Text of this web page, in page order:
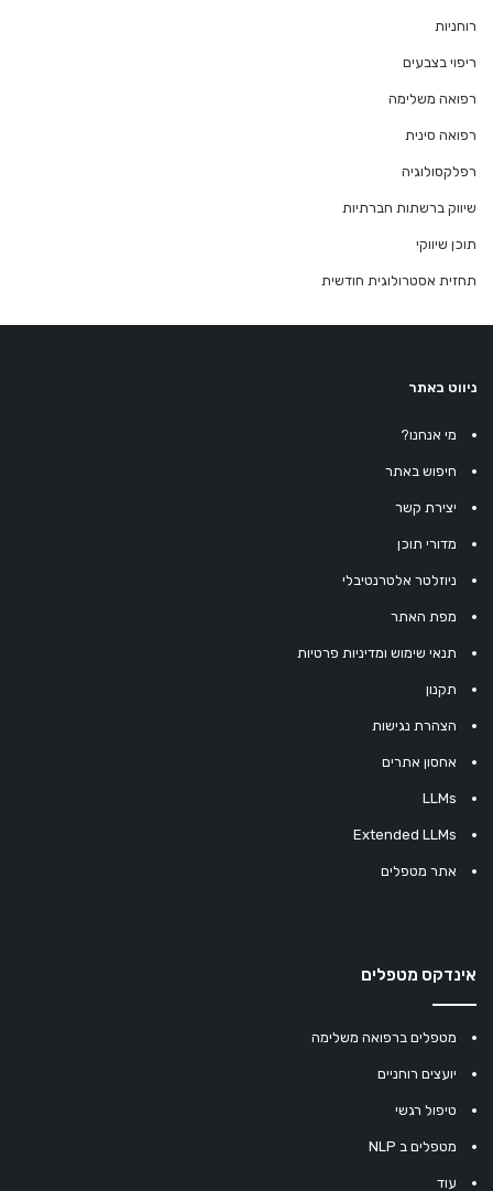
רוחניות
ריפוי בצבעים
רפואה משלימה
רפואה סינית
רפלקסולוגיה
שיווק ברשתות חברתיות
תוכן שיווקי
תחזית אסטרולוגית חודשית
ניווט באתר
מי אנחנו?
חיפוש באתר
יצירת קשר
מדורי תוכן
ניוזלטר אלטרנטיבלי
מפת האתר
תנאי שימוש ומדיניות פרטיות
תקנון
הצהרת נגישות
אחסון אתרים
LLMs
Extended LLMs
אתר מטפלים
אינדקס מטפלים
מטפלים ברפואה משלימה
יועצים רוחניים
טיפול רגשי
מטפלים ב NLP
עוד